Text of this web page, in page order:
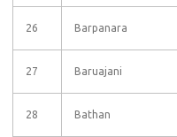
26 Barpanara
27 Baruajani
28 Bathan